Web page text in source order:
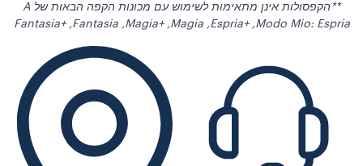
**הקפסולות אינן מתאימות לשימוש עם מכונות הקפה הבאות של A
Modo Mio: Espria,‏ Espria+‎,‏ Magia,‏ Magia+‎,‏ Fantasia,‏ Fantasia+‎